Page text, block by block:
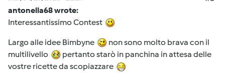
antonella68 wrote:
Interessantissimo Contest
Largo alle idee Bimbyne
non sono molto brava con il
multilivello
pertanto starò in panchina in attesa delle
vostre ricette da scopiazzare